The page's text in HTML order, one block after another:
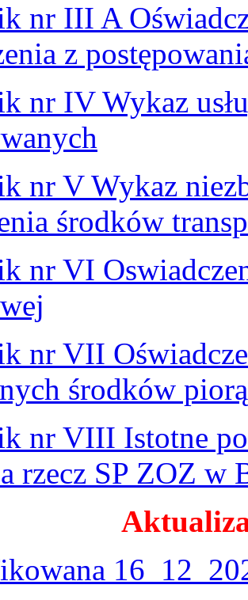
nr III A
z
nr IV Wykaz
nr V Wykaz
środków
nr VI
nr VII
środków
nr VIII Istotne
rzecz SP ZOZ w